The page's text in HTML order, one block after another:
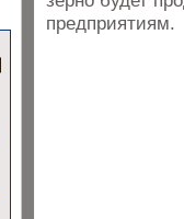
предприятиям.